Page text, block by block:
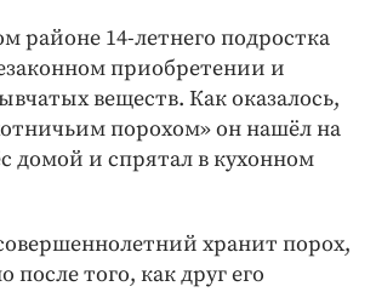
чтиво
года
районе 14-летнего подростка
приобретении и
веществ. Как оказалось,
порохом» он нашёл на
домой и спрятал в кухонном
хранит порох,
после того, как друг его